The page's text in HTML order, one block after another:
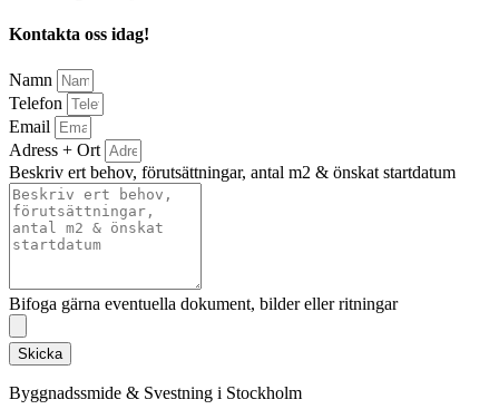
Kontakta oss idag!
Namn
Telefon
Email
Adress + Ort
Beskriv ert behov, förutsättningar, antal m2 & önskat startdatum
Bifoga gärna eventuella dokument, bilder eller ritningar
Skicka
Byggnadssmide & Svestning i Stockholm